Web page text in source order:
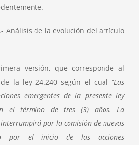
Análisis de la evolución del artículo
versión, que corresponde al
la ley 24.240 según el cual “Las
emergentes de la presente ley
el término de tres (3) años. La
por la comisión de nuevas
o por el inicio de las acciones